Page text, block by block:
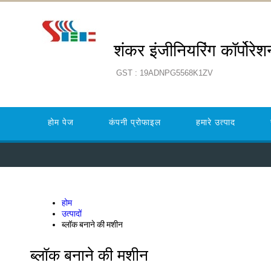
शंकर इंजीनियरिंग
GST : 19ADNPG5568K1ZV
होम पेज कंपनी प्रोफाइल हमारे उत्पाद
होम
उत्पादों
ब्लॉक बनाने की मशीन
ब्लॉक बनाने की मशीन